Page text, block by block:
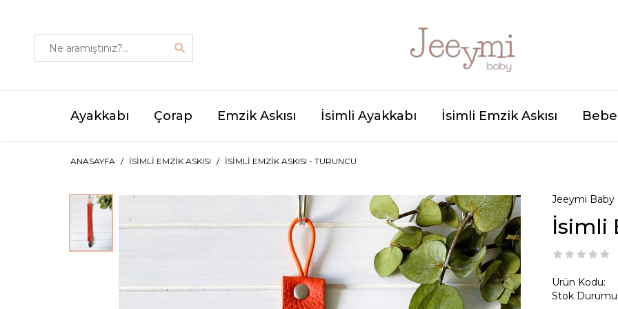
Ayakkabı Çorap Emzik Askısı İsimli Ayakkabı İsimli Emzik Askısı
ANASAYFA İSIMLI EMZIK ASKISI İSIMLI EMZIK ASKISI - TURUNCU
Jeeymi Baby
İsimli
Ürün Kodu:
Stok